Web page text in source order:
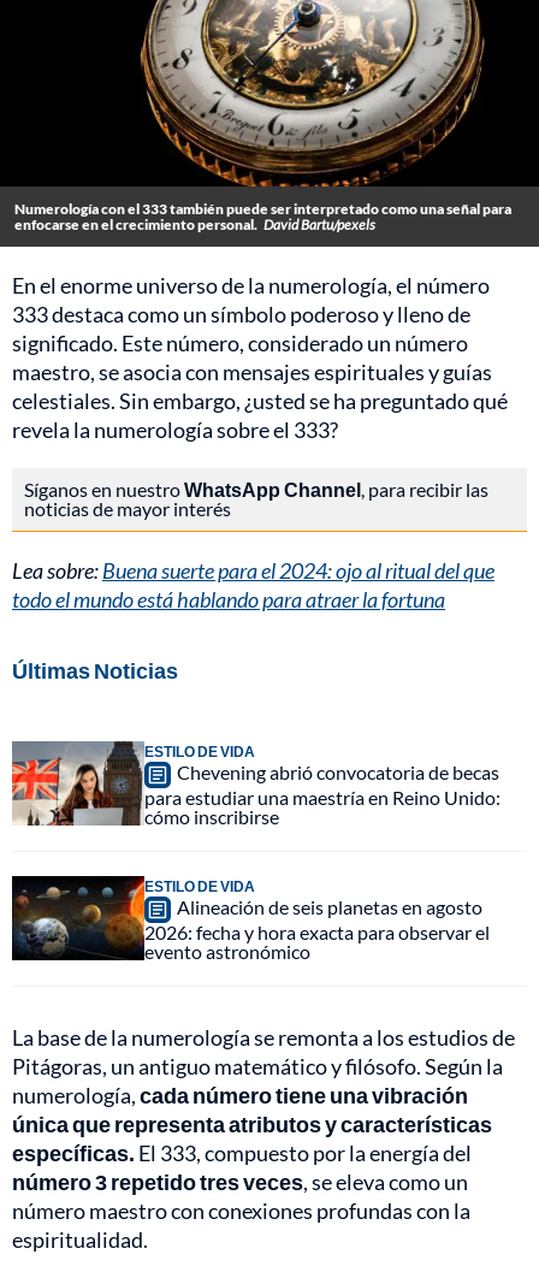
Numerología con el 333 también puede ser interpretado como una señal para
enfocarse en el crecimiento personal. David Bartu/pexels
En el enorme universo de la numerología, el número
333 destaca como un símbolo poderoso y lleno de
significado. Este número, considerado un número
maestro, se asocia con mensajes espirituales y guías
celestiales. Sin embargo, ¿usted se ha preguntado qué
revela la numerología sobre el 333?
Síganos en nuestroWhatsApp Channel, para recibir las
noticias de mayor interés
Lea sobre:Buena suerte para el 2024: ojo al ritual del que
todo el mundo está hablando para atraer la fortuna
Últimas Noticias
ESTILO DE VIDA
Chevening abrió convocatoria de becas
para estudiar una maestría en Reino Unido:
cómo inscribirse
ESTILO DE VIDA
Alineación de seis planetas en agosto
2026: fecha y hora exacta para observar el
evento astronómico
La base de la numerología se remonta a los estudios de
Pitágoras, un antiguo matemático y filósofo. Según la
numerología,cada número tiene una vibración
única que representa atributos y características
específicas. El 333, compuesto por la energía del
número 3 repetido tres veces, se eleva como un
número maestro con conexiones profundas con la
espiritualidad.